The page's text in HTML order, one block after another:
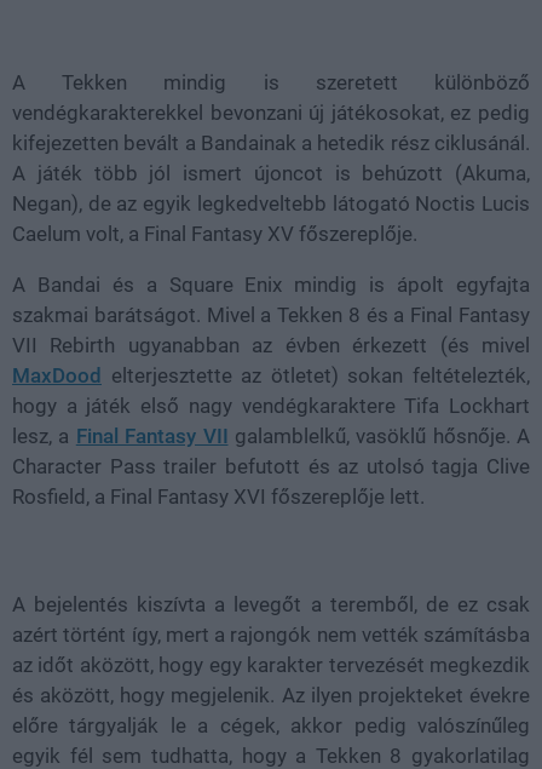
A Tekken mindig is szeretett különböző
vendégkarakterekkel bevonzani új játékosokat, ez pedig
kifejezetten bevált a Bandainak a hetedik rész ciklusánál.
A játék több jól ismert újoncot is behúzott (Akuma,
Negan), de az egyik legkedveltebb látogató Noctis Lucis
Caelum volt, a Final Fantasy XV főszereplője.
A Bandai és a Square Enix mindig is ápolt egyfajta
szakmai barátságot. Mivel a Tekken 8 és a Final Fantasy
VII Rebirth ugyanabban az évben érkezett (és mivel
MaxDood elterjesztette az ötletet) sokan feltételezték,
hogy a játék első nagy vendégkaraktere Tifa Lockhart
lesz, a Final Fantasy VII galamblelkű, vasöklű hősnője. A
Character Pass trailer befutott és az utolsó tagja Clive
Rosfield, a Final Fantasy XVI főszereplője lett.
A bejelentés kiszívta a levegőt a teremből, de ez csak
azért történt így, mert a rajongók nem vették számításba
az időt aközött, hogy egy karakter tervezését megkezdik
és aközött, hogy megjelenik. Az ilyen projekteket évekre
előre tárgyalják le a cégek, akkor pedig valószínűleg
egyik fél sem tudhatta, hogy a Tekken 8 gyakorlatilag